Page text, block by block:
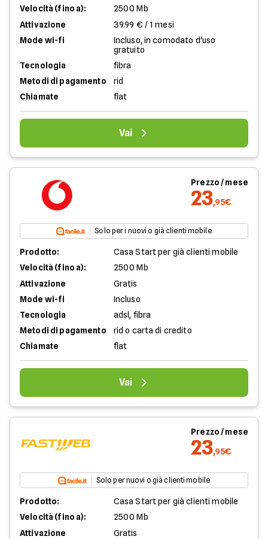
Velocità (fino a):
2500 Mb
Attivazione
39.99 € / 1 mesi
Mode wi-fi
Incluso, in comodato d'uso
gratuito
Tecnologia
fibra
Metodi di pagamento
rid
Chiamate
flat
Vai
Prezzo / mese
23,95€
Solo per i nuovi o già clienti mobile
Prodotto:
Casa Start per già clienti mobile
Velocità (fino a):
2500 Mb
Attivazione
Gratis
Mode wi-fi
Incluso
Tecnologia
adsl, fibra
Metodi di pagamento
rid o carta di credito
Chiamate
flat
Vai
Prezzo / mese
23,95€
Solo per nuovi o già clienti mobile
Prodotto:
Casa Start per già clienti mobile
Velocità (fino a):
2500 Mb
Attivazione
Gratis